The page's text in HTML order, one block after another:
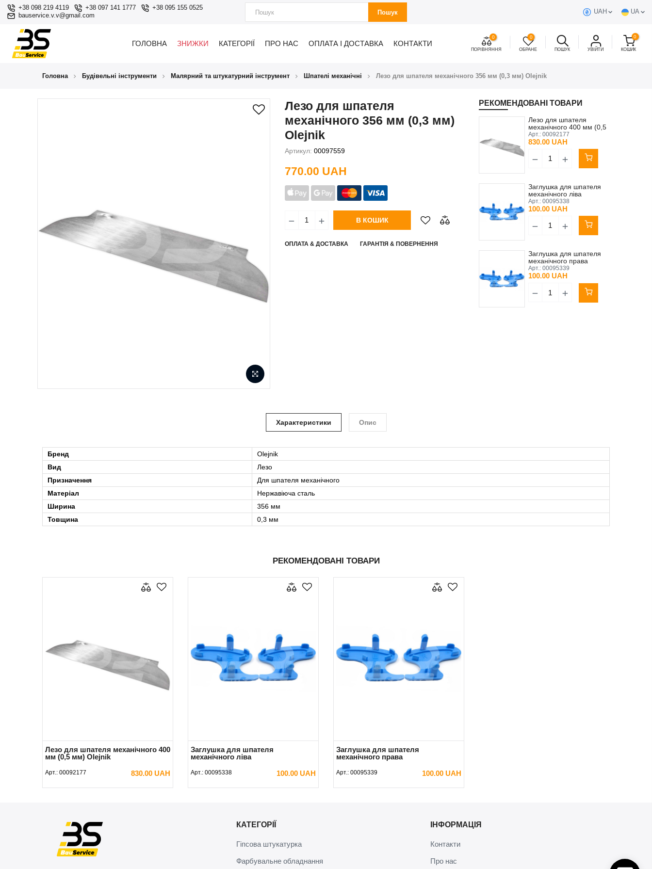
+38 098 219 4119 +38 097 141 1777
+38 095 155 0525
bauservice.v.v@gmail.com
Пошук UAH UA
ГОЛОВНА ЗНИЖКИ КАТЕГОРІЇ ПРО НАС ОПЛАТА І ДОСТАВКА КОНТАКТИ
0
ПОРІВНЯННЯ
0
ОБРАНЕ ПОШУК УВІЙТИ
0
КОШИК
Головна Будівельні інструменти Малярний та штукатурний інструмент Шпателі механічні Лезо для шпателя механічного 356 мм (0,3 мм) Olejnik
Лезо для шпателя
механічного 356 мм (0,3 мм)
Olejnik
Артикул: 00097559
770.00 UAH
В КОШИК
ОПЛАТА & ДОСТАВКА ГАРАНТІЯ & ПОВЕРНЕННЯ
РЕКОМЕНДОВАНІ ТОВАРИ
Лезо для шпателя
механічного 400 мм (0,5
мм) Olejnik
Арт.: 00092177
830.00 UAH
Заглушка для шпателя
механічного ліва
Арт.: 00095338
100.00 UAH
Заглушка для шпателя
механічного права
Арт.: 00095339
100.00 UAH
Характеристики Опис
Бренд
Olejnik
Вид
Лезо
Призначення
Для шпателя механічного
Матеріал
Нержавіюча сталь
Ширина
356 мм
Товщина
0,3 мм
РЕКОМЕНДОВАНІ ТОВАРИ
Лезо для шпателя механічного 400
мм (0,5 мм) Olejnik
Арт.: 00092177 830.00 UAH
В КОШИК
Заглушка для шпателя
механічного ліва
Арт.: 00095338 100.00 UAH
В КОШИК
Заглушка для шпателя
механічного права
Арт.: 00095339 100.00 UAH
В КОШИК
КАТЕГОРІЇ
Гіпсова штукатурка
Фарбувальне обладнання
ІНФОРМАЦІЯ
Контакти
Про нас